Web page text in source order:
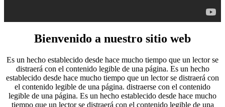
Bienvenido a nuestro sitio web
Es un hecho establecido desde hace mucho tiempo que un lector se
distraerá con el contenido legible de una página. Es un hecho
establecido desde hace mucho tiempo que un lector se distraerá con
el contenido legible de una página. distraerse con el contenido
legible de una página. Es un hecho establecido desde hace mucho
tiempo que un lector se distraerá con el contenido legible de una